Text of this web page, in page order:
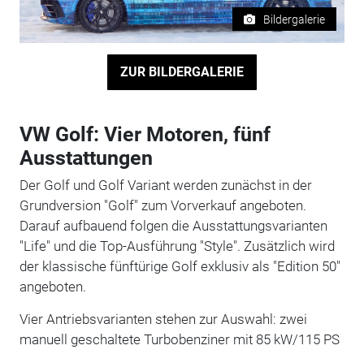
Bildergalerie
ZUR BILDERGALERIE
VW Golf: Vier Motoren, fünf
Ausstattungen
Der Golf und Golf Variant werden zunächst in der
Grundversion "Golf" zum Vorverkauf angeboten.
Darauf aufbauend folgen die Ausstattungsvarianten
"Life" und die Top-Ausführung "Style". Zusätzlich wird
der klassische fünftürige Golf exklusiv als "Edition 50"
angeboten.
Vier Antriebsvarianten stehen zur Auswahl: zwei
manuell geschaltete Turbobenziner mit 85 kW/115 PS